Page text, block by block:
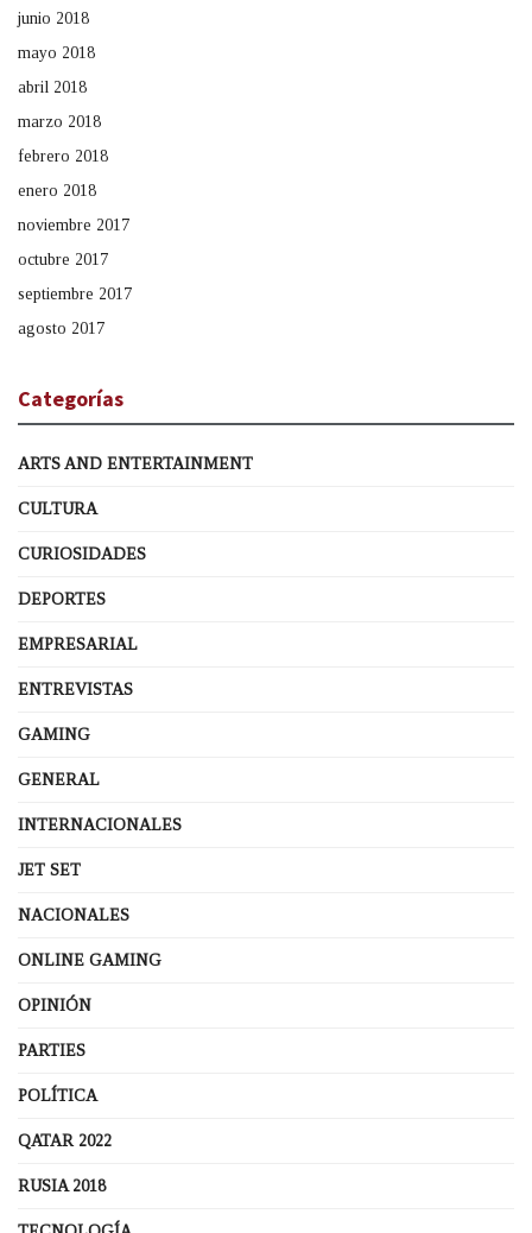
junio 2018
mayo 2018
abril 2018
marzo 2018
febrero 2018
enero 2018
noviembre 2017
octubre 2017
septiembre 2017
agosto 2017
Categorías
ARTS AND ENTERTAINMENT
CULTURA
CURIOSIDADES
DEPORTES
EMPRESARIAL
ENTREVISTAS
GAMING
GENERAL
INTERNACIONALES
JET SET
NACIONALES
ONLINE GAMING
OPINIÓN
PARTIES
POLÍTICA
QATAR 2022
RUSIA 2018